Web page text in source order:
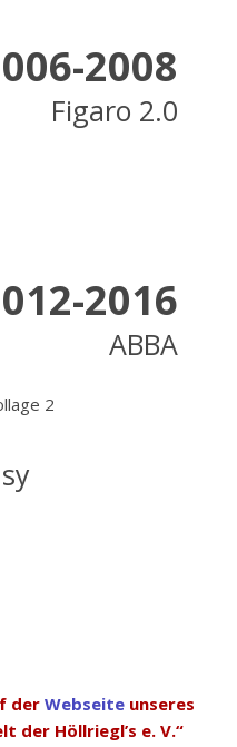
2008
Figaro 2.0
2016
ABBA
derWebseite unseres
der Höllriegl’s e. V.“